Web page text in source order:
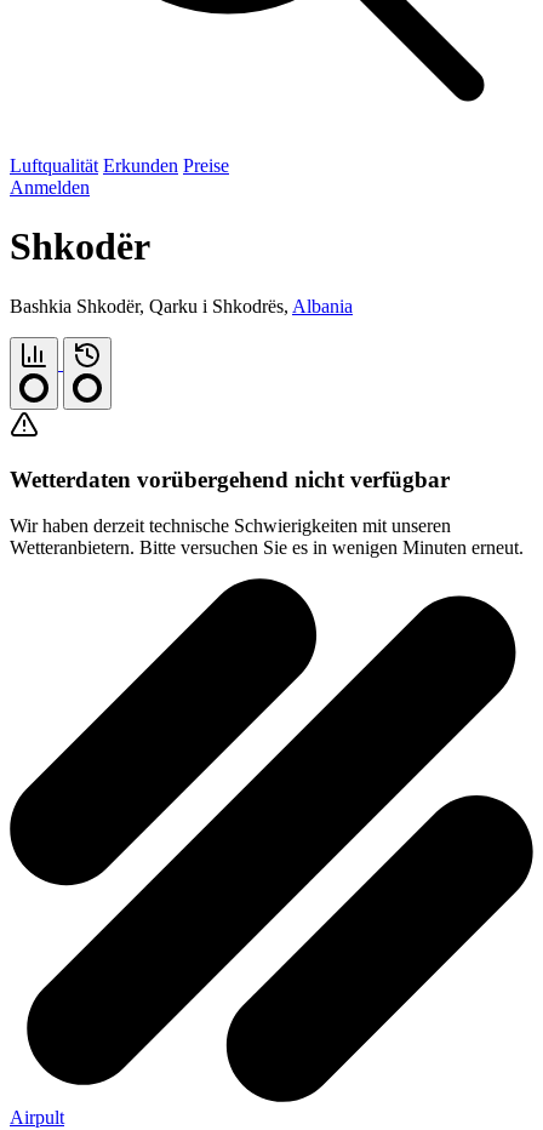
Luftqualität Erkunden Preise
Anmelden
Shkodër
Bashkia Shkodër, Qarku i Shkodrës, Albania
Wetterdaten vorübergehend nicht verfügbar
Wir haben derzeit technische Schwierigkeiten mit unseren
Wetteranbietern. Bitte versuchen Sie es in wenigen Minuten erneut.
Airpult